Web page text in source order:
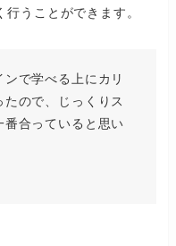
うことができます。
で学べる上にカリ
ので、じっくりス
合っていると思い